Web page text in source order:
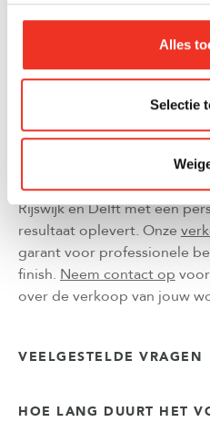
Alles
Selectie
lokale kopers. Een goede
bovendien aantoonbare
zoals hoge
verkoopresultaten.
lokale kennis is een
verkooptraject. Bij
jarenlange lokale expertise
Rijswijk en Delft met een
resultaat oplevert. Onze
garant voor professionele
finish. Neem contact op
over de verkoop van jouw
VEELGESTELDE VRAGEN
HOE LANG DUURT HET